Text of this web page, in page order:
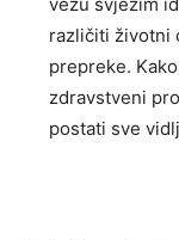
različiti životni
prepreke.
zdravstveni
postati sve